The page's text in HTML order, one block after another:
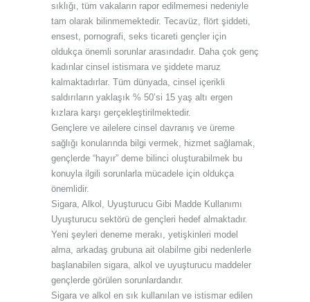
sıklığı, tüm vakaların rapor edilmemesi nedeniyle
tam olarak bilinmemektedir. Tecavüz, flört şiddeti,
ensest, pornografi, seks ticareti gençler için
oldukça önemli sorunlar arasındadır. Daha çok genç
kadınlar cinsel istismara ve şiddete maruz
kalmaktadırlar. Tüm dünyada, cinsel içerikli
saldırıların yaklaşık % 50’si 15 yaş altı ergen
kızlara karşı gerçekleştirilmektedir.
Gençlere ve ailelere cinsel davranış ve üreme
sağlığı konularında bilgi vermek, hizmet sağlamak,
gençlerde “hayır” deme bilinci oluşturabilmek bu
konuyla ilgili sorunlarla mücadele için oldukça
önemlidir.
Sigara, Alkol, Uyuşturucu Gibi Madde Kullanımı
Uyuşturucu sektörü de gençleri hedef almaktadır.
Yeni şeyleri deneme merakı, yetişkinleri model
alma, arkadaş grubuna ait olabilme gibi nedenlerle
başlanabilen sigara, alkol ve uyuşturucu maddeler
gençlerde görülen sorunlardandır.
Sigara ve alkol en sık kullanılan ve istismar edilen